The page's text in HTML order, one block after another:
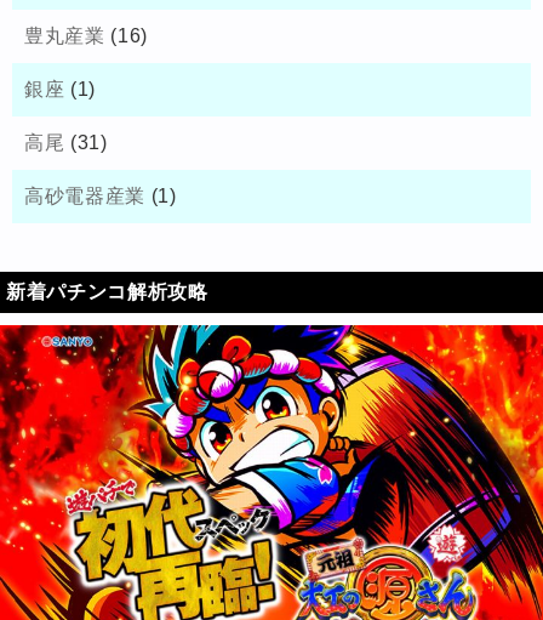
豊丸産業 (16)
銀座 (1)
高尾 (31)
高砂電器産業 (1)
新着パチンコ解析攻略